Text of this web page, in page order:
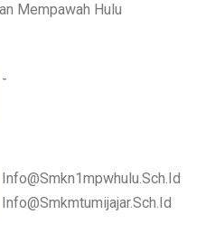
Mempawah Hulu
-
Info@smkn1mpwhulu.sch.id
Info@smkmtumijajar.sch.id